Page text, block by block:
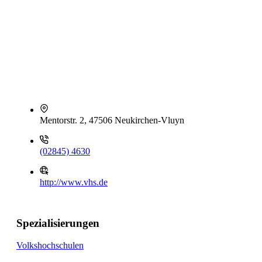
Mentorstr. 2, 47506 Neukirchen-Vluyn
(02845) 4630
http://www.vhs.de
Spezialisierungen
Volkshochschulen